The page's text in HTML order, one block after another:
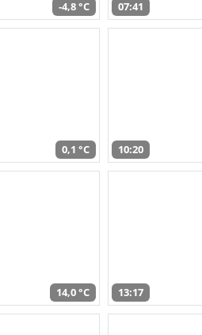
-4,8 °C 07:41
0,1 °C 10:20
14,0 °C 13:17